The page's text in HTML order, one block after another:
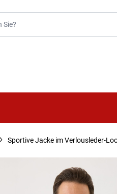
Sportive Jacke im Verlousleder-